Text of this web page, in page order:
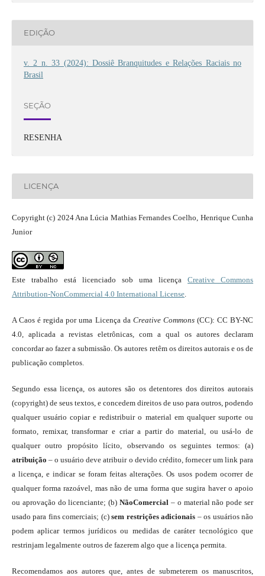
EDIÇÃO
v. 2 n. 33 (2024): Dossiê Branquitudes e Relações Raciais no
Brasil
SEÇÃO
RESENHA
LICENÇA
Copyright (c) 2024 Ana Lúcia Mathias Fernandes Coelho, Henrique Cunha
Junior
Este trabalho está licenciado sob uma licençaCreative Commons
Attribution-NonCommercial 4.0 International License.
A Caos é regida por uma Licença da Creative Commons(CC): CC BY-NC
4.0, aplicada a revistas eletrônicas, com a qual os autores declaram
concordar ao fazer a submissão. Os autores retêm os direitos autorais e os de
publicação completos.
Segundo essa licença, os autores são os detentores dos direitos autorais
(copyright) de seus textos, e concedem direitos de uso para outros, podendo
qualquer usuário copiar e redistribuir o material em qualquer suporte ou
formato, remixar, transformar e criar a partir do material, ou usá-lo de
qualquer outro propósito lícito, observando os seguintes termos: (a)
atribuição – o usuário deve atribuir o devido crédito, fornecer um link para
a licença, e indicar se foram feitas alterações. Os usos podem ocorrer de
qualquer forma razoável, mas não de uma forma que sugira haver o apoio
ou aprovação do licenciante; (b)NãoComercial – o material não pode ser
usado para fins comerciais; (c)sem restrições adicionais – os usuários não
podem aplicar termos jurídicos ou medidas de caráter tecnológico que
restrinjam legalmente outros de fazerem algo que a licença permita.
Recomendamos aos autores que, antes de submeterem os manuscritos,